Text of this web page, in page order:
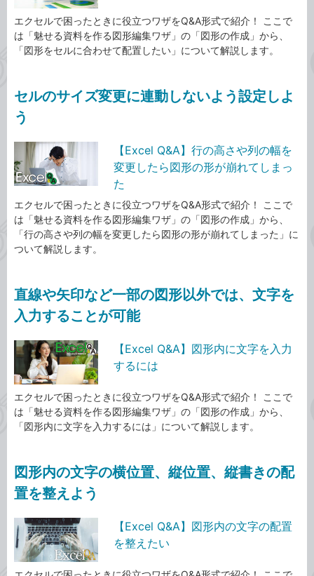
エクセルで困ったときに役立つワザをQ&A形式で紹介！ ここで
は「魅せる資料を作る図形編集ワザ」の「図形の作成」から、
「図形をセルに合わせて配置したい」について解説します。
セルのサイズ変更に連動しないよう設定しよ
う
【Excel Q&A】行の高さや列の幅を
変更したら図形の形が崩れてしまっ
た
エクセルで困ったときに役立つワザをQ&A形式で紹介！ ここで
は「魅せる資料を作る図形編集ワザ」の「図形の作成」から、
「行の高さや列の幅を変更したら図形の形が崩れてしまった」に
ついて解説します。
直線や矢印など一部の図形以外では、文字を
入力することが可能
【Excel Q&A】図形内に文字を入力
するには
エクセルで困ったときに役立つワザをQ&A形式で紹介！ ここで
は「魅せる資料を作る図形編集ワザ」の「図形の作成」から、
「図形内に文字を入力するには」について解説します。
図形内の文字の横位置、縦位置、縦書きの配
置を整えよう
【Excel Q&A】図形内の文字の配置
を整えたい